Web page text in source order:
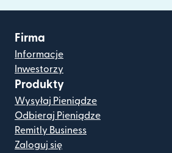
Firma
Informacje
Inwestorzy
Produkty
Wysyłaj Pieniądze
Odbieraj Pieniądze
Remitly Business
Zaloguj się